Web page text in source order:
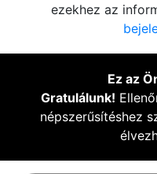
ezekhez az
Ez az
Gratulálunk!
népszerűsítéshez